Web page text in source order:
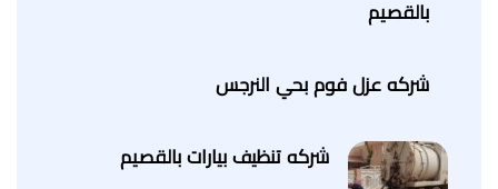
بالقصيم
شركه عزل فوم بحي النرجس
شركه تنظيف بيارات بالقصيم